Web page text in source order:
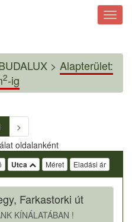
> Alapterület:
2-ig
>
oldalanként
Utca Méret Eladási ár
Farkastorki út
KÍNÁLATÁBAN !